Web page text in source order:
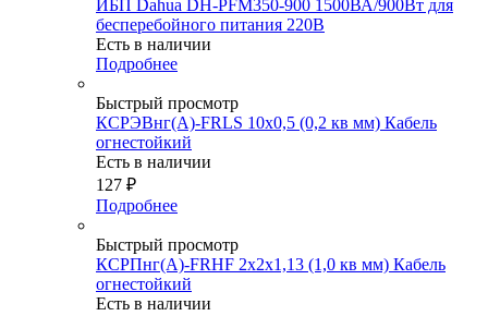
ИБП Dahua DH-PFM350-900 1500ВА/900Вт для
бесперебойного питания 220В
Есть в наличии
Подробнее
Быстрый просмотр
КСРЭВнг(А)-FRLS 10х0,5 (0,2 кв мм) Кабель
огнестойкий
Есть в наличии
127 ₽
Подробнее
Быстрый просмотр
КСРПнг(А)-FRHF 2х2х1,13 (1,0 кв мм) Кабель
огнестойкий
Есть в наличии